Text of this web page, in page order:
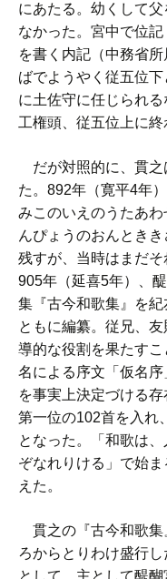
にあたる。幼くして
なかった。宮中で位
を書く内記（中務省
ばでようやく従五位下
に土佐守に任じられ
工権頭、従五位上に終
だが対照的に、貫之
た。892年（寛平4年
みこのいえのうたあ
んぴょうのおんとき
残すが、当時はまだそ
905年（延喜5年）、
集『古今和歌集』を
ともに編纂。従兄、
導的な役割を果たす
名による序文「仮名
を事実上決定づける
第一位の102首を入れ
となった。「和歌は
ぞなれりける」で始
えた。
貫之の『古今和歌集
ろからとりわけ盛行
として、主として醍